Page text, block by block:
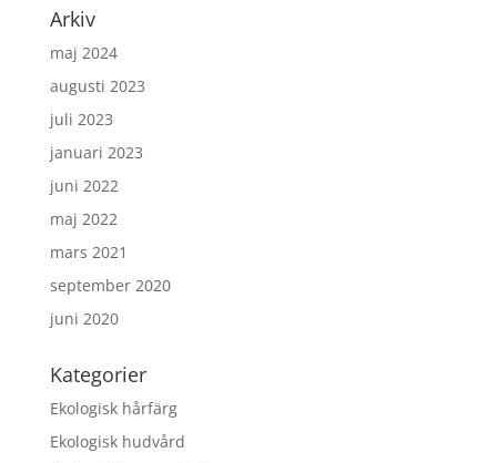
Arkiv
maj 2024
augusti 2023
juli 2023
januari 2023
juni 2022
maj 2022
mars 2021
september 2020
juni 2020
Kategorier
Ekologisk hårfärg
Ekologisk hudvård